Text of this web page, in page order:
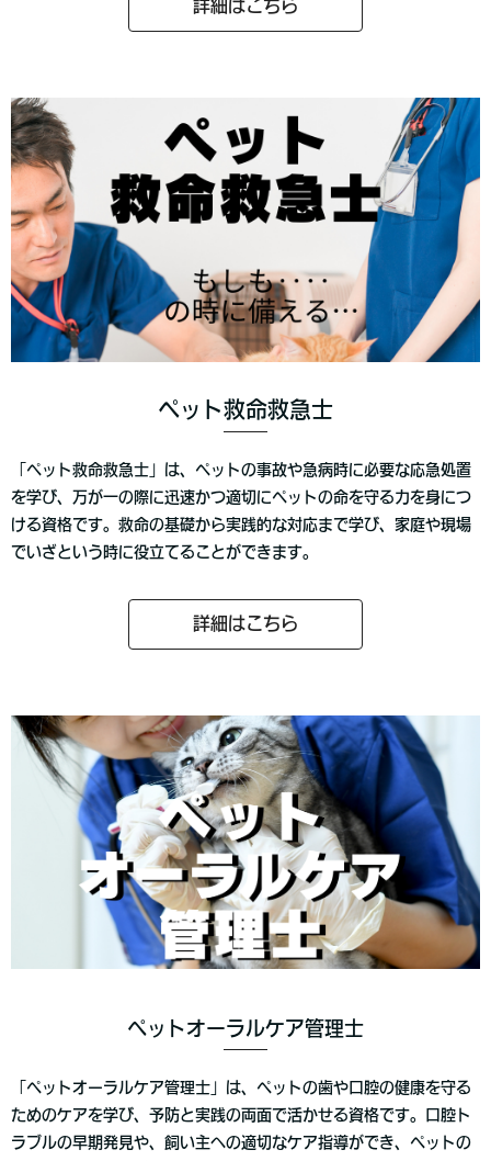
詳細はこちら
ペット救命救急士
「ペット救命救急士」は、ペットの事故や急病時に必要な応急処置
を学び、万が一の際に迅速かつ適切にペットの命を守る力を身につ
ける資格です。救命の基礎から実践的な対応まで学び、家庭や現場
でいざという時に役立てることができます。
詳細はこちら
ペットオーラルケア管理士
「ペットオーラルケア管理士」は、ペットの歯や口腔の健康を守る
ためのケアを学び、予防と実践の両面で活かせる資格です。口腔ト
ラブルの早期発見や、飼い主への適切なケア指導ができ、ペットの